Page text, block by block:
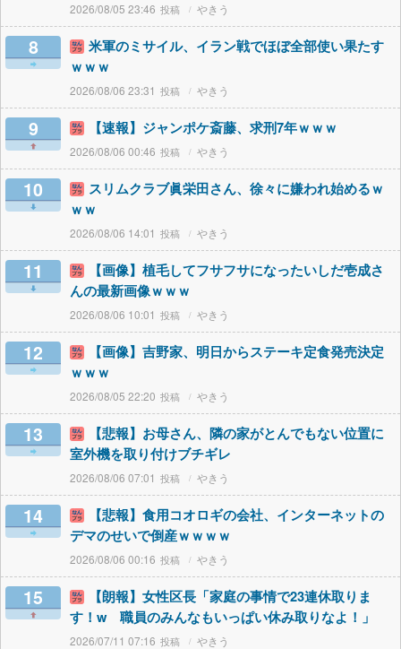
2026/08/05 23:46 やきう
8
米軍のミサイル、イラン戦でほぼ全部使い果たす
ｗｗｗ
2026/08/06 23:31 やきう
9 【速報】ジャンポケ斎藤、求刑7年ｗｗｗ
2026/08/06 00:46 やきう
10
スリムクラブ眞栄田さん、徐々に嫌われ始めるｗ
ｗｗ
2026/08/06 14:01 やきう
11
【画像】植毛してフサフサになったいしだ壱成さ
んの最新画像ｗｗｗ
2026/08/06 10:01 やきう
12
【画像】吉野家、明日からステーキ定食発売決定
ｗｗｗ
2026/08/05 22:20 やきう
13
【悲報】お母さん、隣の家がとんでもない位置に
室外機を取り付けブチギレ
2026/08/06 07:01 やきう
14
【悲報】食用コオロギの会社、インターネットの
デマのせいで倒産ｗｗｗｗ
2026/08/06 00:16 やきう
15
【朗報】女性区長「家庭の事情で23連休取りま
す！w 職員のみんなもいっぱい休み取りなよ！」
2026/07/11 07:16 やきう